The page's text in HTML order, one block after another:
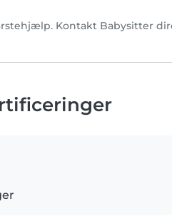
Kontakt Babysitter